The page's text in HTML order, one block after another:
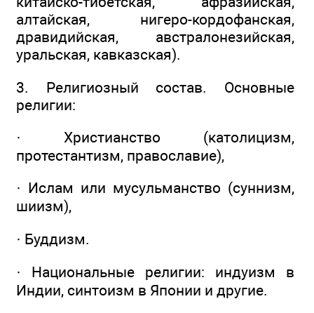
алтайская, нигеро-кордофанская,
дравидийская, австралонезийская,
уральская, кавказская).
3. Религиозный состав. Основные
религии:
· Христианство (католицизм,
протестантизм, православие),
· Ислам или мусульманство (суннизм,
шиизм),
· Буддизм.
· Национальные религии: индуизм в
Индии, синтоизм в Японии и другие.